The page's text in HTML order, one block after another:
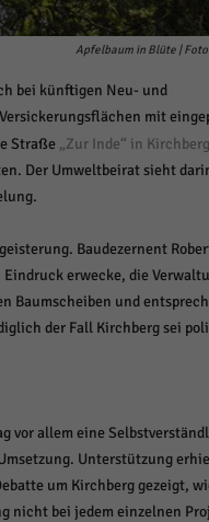
Apfelbaum in Blüte |
bei künftigen Neu- und
mit
Straße „Zur Inde“ in Kirchberg
Der Umweltbeirat sieht
Baudezernent
erwecke, die
Baumscheiben und
der Fall Kirchberg sei
vor allem eine
Unterstützung
um Kirchberg gezeigt,
nicht bei jedem einzelnen
grundlegende
Cookie-Informationen
Informationen anonym. Diese
Cookie-Informationen
von Drittanbietern oder
(6)
und Social-Media-
Medien akzeptiert werden,
mehr.